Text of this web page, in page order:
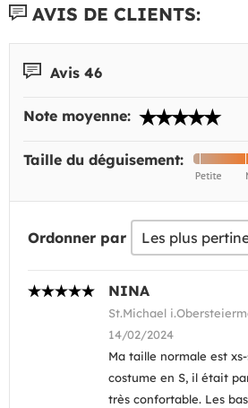
AVIS DE CLIENTS:
Avis 46
Note moyenne:
Taille du déguisement:
Ordonner par
NINA
St.Michael
14/02/2024
Ma taille normale est
costume en S, il était
très confortable. Les